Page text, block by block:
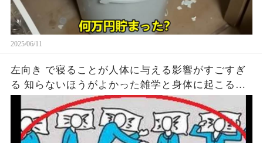
2025/06/11
左向き で寝ることが人体に与える影響がすごすぎ
る 知らないほうがよかった雑学と身体に起こる現
象がヤバい… 驚くべき 大人の 面白いけど知ると後
悔